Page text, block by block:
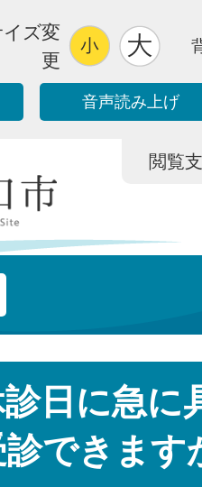
ズ変
更
音声読み上げ
閲覧
日に急に
できます